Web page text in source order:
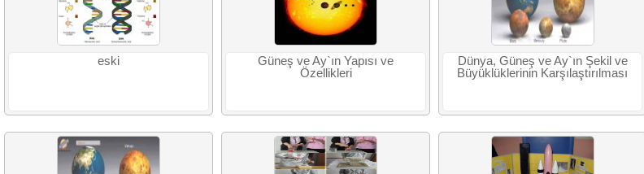
eski
Güneş ve Ay`ın Yapısı ve
Özellikleri
Dünya, Güneş ve Ay`ın Şekil ve
Büyüklüklerinin Karşılaştırılması